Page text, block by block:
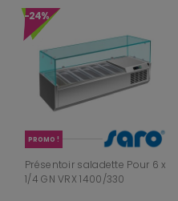
-24%
PROMO !
Présentoir saladette Pour 6 x
1/4 GN VRX 1400/330